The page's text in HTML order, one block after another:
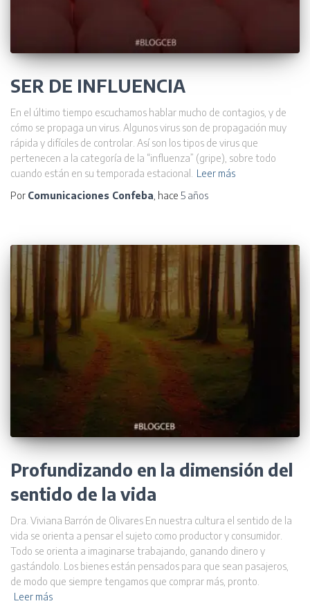
SER DE INFLUENCIA
En el último tiempo escuchamos hablar mucho de contagios, y de
cómo se propaga un virus. Algunos virus son de propagación muy
rápida y difíciles de controlar. Así son los tipos de virus que
pertenecen a la categoría de la “influenza” (gripe), sobre todo
cuando están en su temporada estacional.
Leer más
Por Comunicaciones Confeba , hace 5 años
Profundizando en la dimensión del
sentido de la vida
Dra. Viviana Barrón de Olivares En nuestra cultura el sentido de la
vida se orienta a pensar el sujeto como productor y consumidor.
Todo se orienta a imaginarse trabajando, ganando dinero y
gastándolo. Los bienes están pensados para que sean pasajeros,
de modo que siempre tengamos que comprar más, pronto.
Leer más